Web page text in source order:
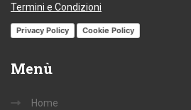
Termini e Condizioni
Privacy Policy Cookie Policy
Menù
Home